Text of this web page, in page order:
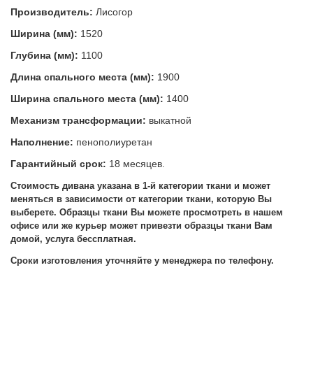
Производитель: Лисогор
Ширина (мм): 1520
Глубина (мм): 1100
Длина спального места (мм): 1900
Ширина спального места (мм): 1400
Механизм трансформации: выкатной
Наполнение: пенополиуретан
Гарантийный срок: 18 месяцев.
Стоимость дивана указана в 1-й категории ткани и может
меняться в зависимости от категории ткани, которую Вы
выберете. Образцы ткани Вы можете просмотреть в нашем
офисе или же курьер может привезти образцы ткани Вам
домой, услуга бессплатная.
Сроки изготовления уточняйте у менеджера по телефону.